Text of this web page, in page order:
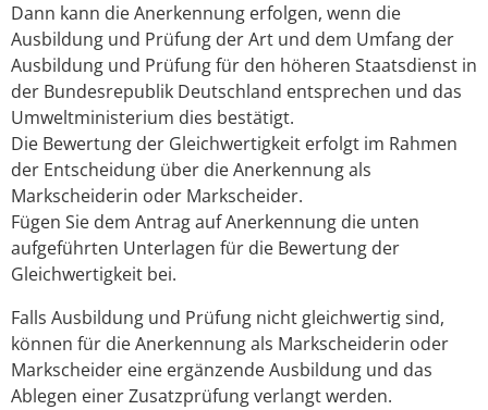
Dann kann die Anerkennung erfolgen, wenn die
Ausbildung und Prüfung der Art und dem Umfang der
Ausbildung und Prüfung für den höheren Staatsdienst in
der Bundesrepublik Deutschland entsprechen und das
Umweltministerium dies bestätigt.
Die Bewertung der Gleichwertigkeit erfolgt im Rahmen
der Entscheidung über die Anerkennung als
Markscheiderin oder Markscheider.
Fügen Sie dem Antrag auf Anerkennung die unten
aufgeführten Unterlagen für die Bewertung der
Gleichwertigkeit bei.
Falls Ausbildung und Prüfung nicht gleichwertig sind,
können für die Anerkennung als Markscheiderin oder
Markscheider eine ergänzende Ausbildung und das
Ablegen einer Zusatzprüfung verlangt werden.